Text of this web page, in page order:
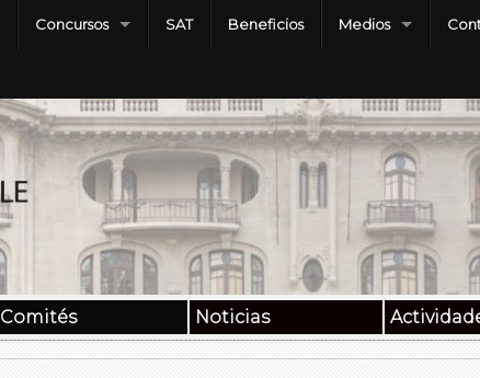
Concursos SAT Beneficios Medios
Comités Noticias